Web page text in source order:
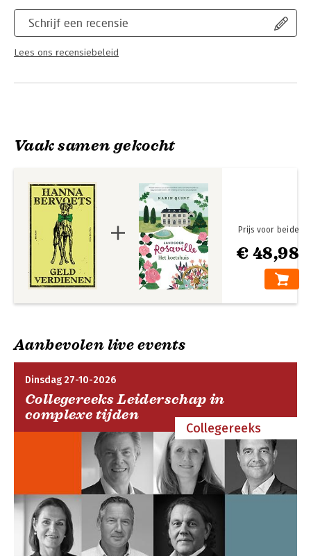
Schrijf een recensie
Lees ons recensiebeleid
Vaak samen gekocht
€ 48,98
Prijs voor beide
Aanbevolen live events
Dinsdag 27-10-2026
Collegereeks Leiderschap in
complexe tijden
Collegereeks